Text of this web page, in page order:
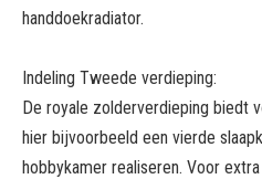
handdoekradiator.
Indeling Tweede verdieping:
De royale zolderverdieping biedt
hier bijvoorbeeld een vierde
hobbykamer realiseren. Voor